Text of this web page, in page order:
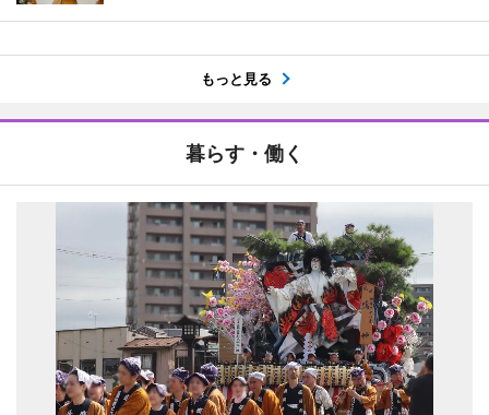
もっと見る
暮らす・働く